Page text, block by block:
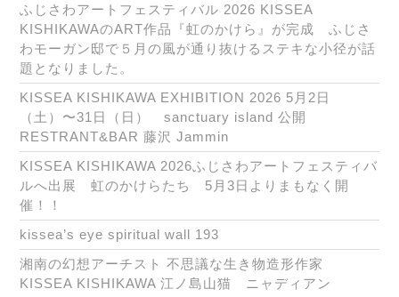
ふじさわアートフェスティバル 2026 KISSEA
KISHIKAWAのART作品『虹のかけら』が完成 ふじさ
わモーガン邸で５月の風が通り抜けるステキな小径が話
題となりました。
KISSEA KISHIKAWA EXHIBITION 2026 5月2日
（土）〜31日（日） sanctuary island 公開
RESTRANT&BAR 藤沢 Jammin
KISSEA KISHIKAWA 2026ふじさわアートフェスティバ
ルへ出展 虹のかけらたち 5月3日よりまもなく開
催！！
kissea’s eye spiritual wall 193
湘南の幻想アーチスト 不思議な生き物造形作家
KISSEA KISHIKAWA 江ノ島山猫 ニャディアン